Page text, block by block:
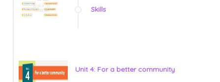
Skills
Unit 4: For a better community